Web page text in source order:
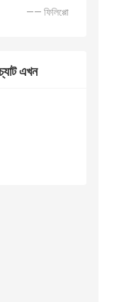
—— ফিলিপ্পো
এখন